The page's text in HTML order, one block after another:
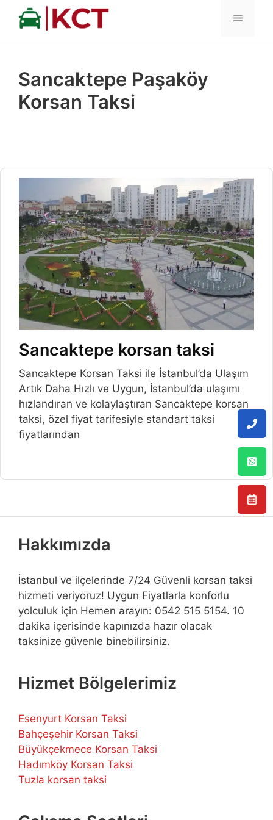
İçeriğe
MENÜ
Sancaktepe Paşaköy
Korsan Taksi
Sancaktepe korsan taksi
Sancaktepe Korsan Taksi ile İstanbul’da Ulaşım
Artık Daha Hızlı ve Uygun, İstanbul’da ulaşımı
hızlandıran ve kolaylaştıran Sancaktepe korsan
taksi, özel fiyat tarifesiyle standart taksi
fiyatlarından
Hakkımızda
İstanbul ve ilçelerinde 7/24 Güvenli korsan taksi
hizmeti veriyoruz! Uygun Fiyatlarla konforlu
yolculuk için Hemen arayın: 0542 515 5154. 10
dakika içerisinde kapınızda hazır olacak
taksinize güvenle binebilirsiniz.
Hizmet Bölgelerimiz
Esenyurt Korsan Taksi
Bahçeşehir Korsan Taksi
Büyükçekmece Korsan Taksi
Hadımköy Korsan Taksi
Tuzla korsan taksi